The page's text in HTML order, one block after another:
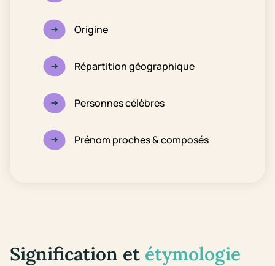
Origine
Répartition géographique
Personnes célèbres
Prénom proches & composés
Signification et étymologie